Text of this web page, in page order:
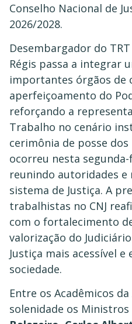
Conselho Nacional de
2026/2028.
Desembargador do TRT
Régis passa a integrar
importantes órgãos de
aperfeiçoamento do
reforçando a
Trabalho no cenário
cerimônia de posse
ocorreu nesta
reunindo autoridades
sistema de Justiça. A
trabalhistas no CNJ
com o fortalecimento
valorização do
Justiça mais acessível
sociedade.
Entre os Acadêmicos
solenidade os Ministros